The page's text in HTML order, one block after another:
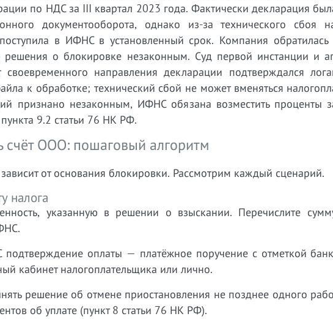
по НДС за III квартал 2023 года. Фактически декларация
документооборота, однако из-за технического сбоя
в ИФНС в установленный срок. Компания
о блокировке незаконным. Суд первой инстанции и
своевременного направления декларации подтверждался
к обработке; технический сбой не может вменяться
признано незаконным, ИФНС обязана возместить проценты
9.2 статьи 76 НК РФ.
счёт ООО: пошаговый алгоритм
от основания блокировки. Рассмотрим каждый сценарий.
налога
указанную в решении о взыскании. Перечислите
оплаты — платёжное поручение с отметкой
кабинет налогоплательщика или лично.
решение об отмене приостановления не позднее одного
об уплате (пункт 8 статьи 76 НК РФ).